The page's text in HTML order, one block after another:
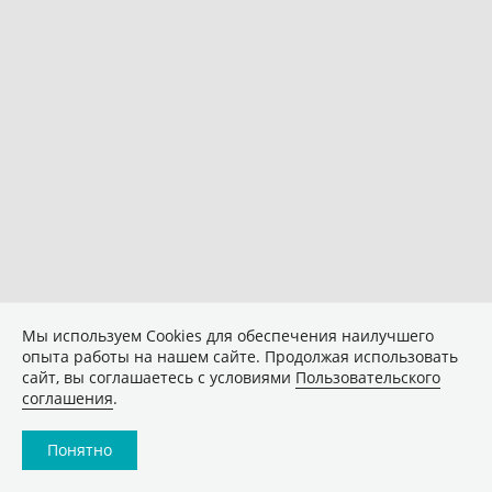
Мы используем Сookies для обеспечения наилучшего
опыта работы на нашем сайте. Продолжая использовать
сайт, вы соглашаетесь с условиями Пользовательского
соглашения.
Понятно